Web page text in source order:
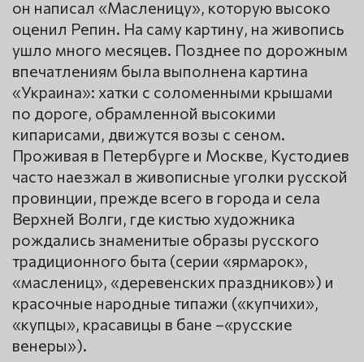
он написал «Масленицу», которую высоко
оценил Репин. На саму картину, на живопись
ушло много месяцев. Позднее по дорожным
впечатлениям была выполнена картина
«Украина»: хатки с соломенными крышами
по дороге, обрамленной высокими
кипарисами, движутся возы с сеном.
Проживая в Петербурге и Москве, Кустодиев
часто наезжал в живописные уголки русской
провинции, прежде всего в города и села
Верхней Волги, где кистью художника
рождались знаменитые образы русского
традиционного быта (серии «ярмарок»,
«маслениц», «деревенских праздников») и
красочные народные типажи («купчихи»,
«купцы», красавицы в бане –«русские
венеры»).